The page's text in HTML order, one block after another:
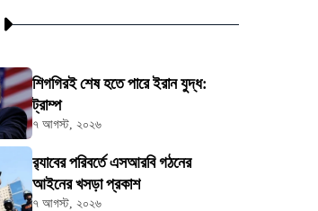
শিগগিরই শেষ হতে পারে ইরান যুদ্ধ:
ট্রাম্প
৭ আগস্ট, ২০২৬
র‍্যাবের পরিবর্তে এসআরবি গঠনের
আইনের খসড়া প্রকাশ
৭ আগস্ট, ২০২৬